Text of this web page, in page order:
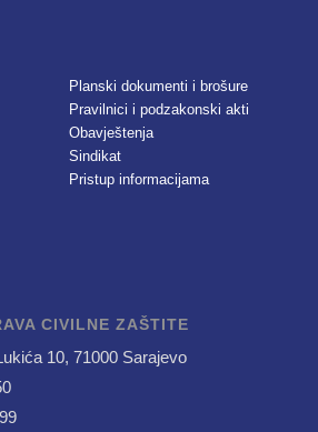
Planski dokumenti i brošure
Pravilnici i podzakonski akti
Obavještenja
Sindikat
Pristup informacijama
CIVILNE ZAŠTITE
10, 71000 Sarajevo